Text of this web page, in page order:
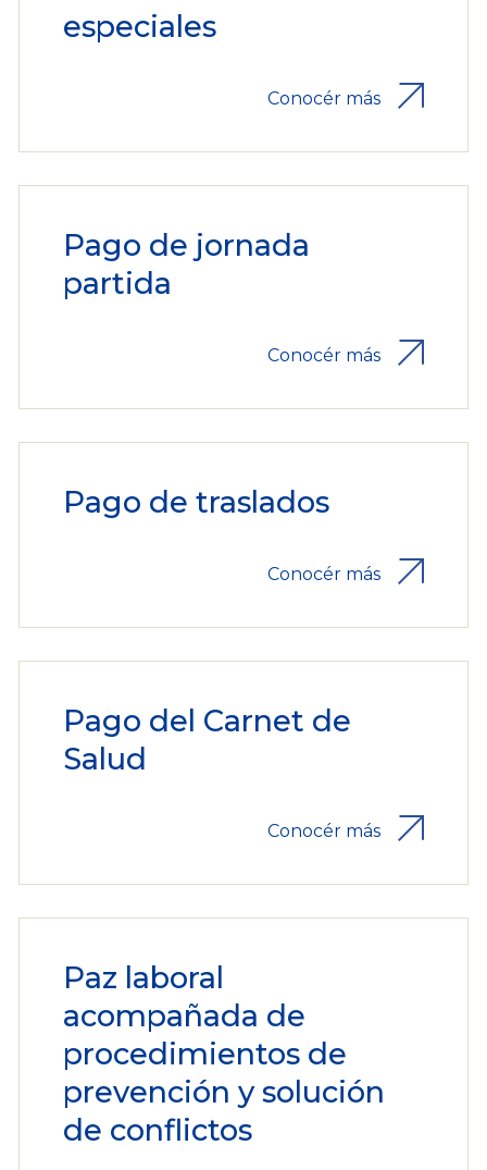
especiales
Conocér más
Pago de jornada
partida
Conocér más
Pago de traslados
Conocér más
Pago del Carnet de
Salud
Conocér más
Paz laboral
acompañada de
procedimientos de
prevención y solución
de conflictos